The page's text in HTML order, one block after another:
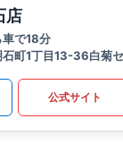
店
で18分
町1丁目13-36白菊
公式サイト